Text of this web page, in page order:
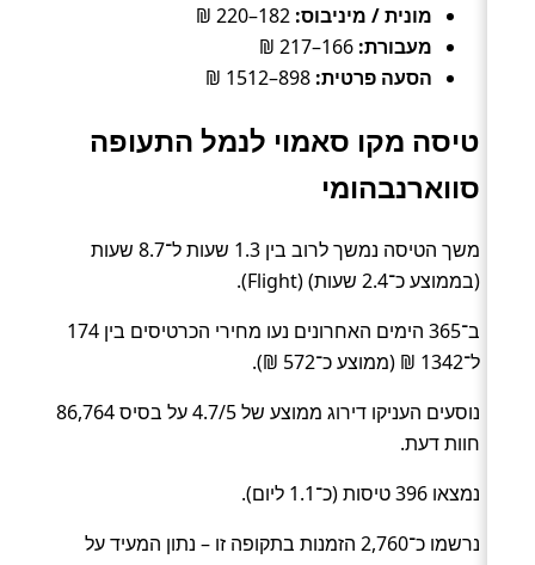
מונית / מיניבוס:
מעבורת:
הסעה פרטית:
טיסה מקו סאמוי לנמל התעופה
סווארנבהומי
משך הטיסה נמשך לרוב בין 1.3 שעות ל־8.7 שעות
(בממוצע כ־2.4 שעות) (Flight).
ב־365 הימים האחרונים נעו מחירי הכרטיסים בין 174
ל־1342 ₪ (ממוצע כ־572 ₪).
נוסעים העניקו דירוג ממוצע של 4.7/5 על בסיס 86,764
חוות דעת.
נמצאו 396 טיסות (כ־1.1 ליום).
נרשמו כ־2,760 הזמנות בתקופה זו – נתון המעיד על